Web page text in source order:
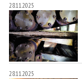
28.11.2025
28.11.2025